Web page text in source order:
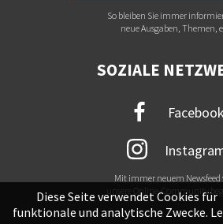
So bleiben Sie immer
neue Ausgaben, Themen,
SOZIALE
Facebook
Mit immer neuem Newsfeed
unsere Online-Community
Diese Seite verwendet Cookies für
funktionale und analytische Zwecke.